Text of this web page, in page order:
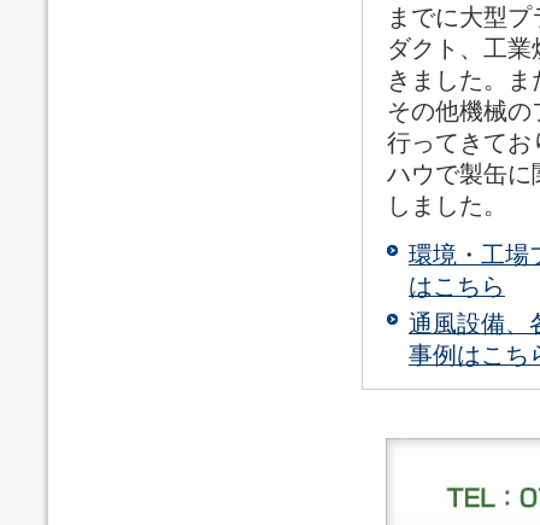
までに大型
ダクト、工
きました。
その他機械
行ってきてお
ハウで製缶に
しました。
環境・工場
はこちら
通風設備、
事例はこち